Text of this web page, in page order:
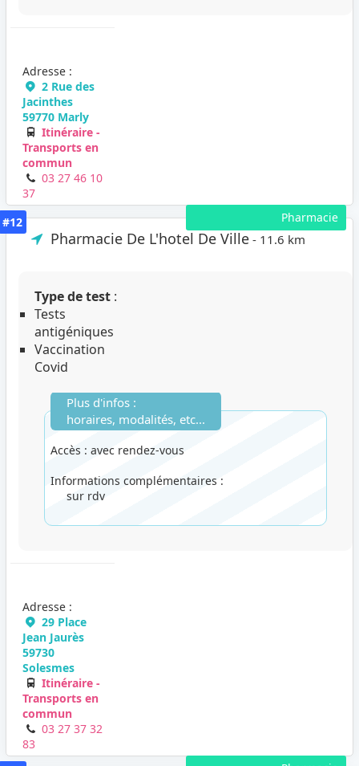
Adresse :
2 Rue des
Jacinthes
59770 Marly
Itinéraire -
Transports en
commun
03 27 46 10
37
Pharmacie
#12
Pharmacie De L'hotel De Ville - 11.6 km
Type de test :
Tests
antigéniques
Vaccination
Covid
Plus d'infos :
horaires, modalités, etc...
Accès : avec rendez-vous
Informations complémentaires :
sur rdv
Adresse :
29 Place
Jean Jaurès
59730
Solesmes
Itinéraire -
Transports en
commun
03 27 37 32
83